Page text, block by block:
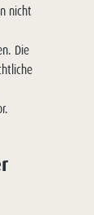
nicht
Die